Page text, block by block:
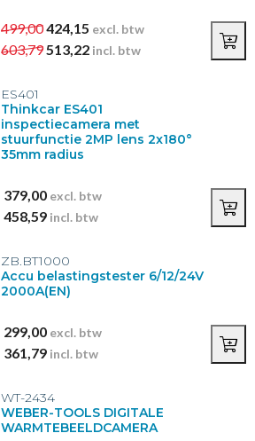
499,00424,15 excl. btw
603,79513,22 incl. btw
ES401
Thinkcar ES401
inspectiecamera met
stuurfunctie 2MP lens 2x180°
35mm radius
379,00 excl. btw
458,59 incl. btw
ZB.BT1000
Accu belastingstester 6/12/24V
2000A(EN)
299,00 excl. btw
361,79 incl. btw
WT-2434
WEBER-TOOLS DIGITALE
WARMTEBEELDCAMERA